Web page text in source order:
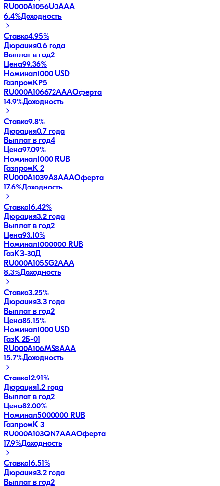
RU000A1056U0AAA
6.4%Доходность
Ставка4.95%
Дюрация0.6 года
Выплат в год2
Цена99.36%
Номинал1000 USD
ГазпромКP5
RU000A106672AAAОферта
14.9%Доходность
Ставка9.8%
Дюрация0.7 года
Выплат в год4
Цена97.09%
Номинал1000 RUB
ГазпромК 2
RU000A1039A8AAAОферта
17.6%Доходность
Ставка16.42%
Дюрация3.2 года
Выплат в год2
Цена93.10%
Номинал1000000 RUB
ГазКЗ-30Д
RU000A105SG2AAA
8.3%Доходность
Ставка3.25%
Дюрация3.3 года
Выплат в год2
Цена85.15%
Номинал1000 USD
ГазК 2Б-01
RU000A106MS8AAA
15.7%Доходность
Ставка12.91%
Дюрация1.2 года
Выплат в год2
Цена82.00%
Номинал5000000 RUB
ГазпромК 3
RU000A103QN7AAAОферта
17.9%Доходность
Ставка16.51%
Дюрация3.2 года
Выплат в год2